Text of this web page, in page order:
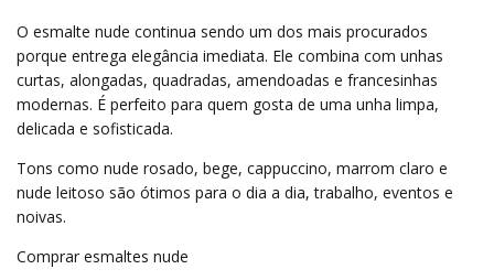
O esmalte nude continua sendo um dos mais procurados
porque entrega elegância imediata. Ele combina com unhas
curtas, alongadas, quadradas, amendoadas e francesinhas
modernas. É perfeito para quem gosta de uma unha limpa,
delicada e sofisticada.
Tons como nude rosado, bege, cappuccino, marrom claro e
nude leitoso são ótimos para o dia a dia, trabalho, eventos e
noivas.
Comprar esmaltes nude